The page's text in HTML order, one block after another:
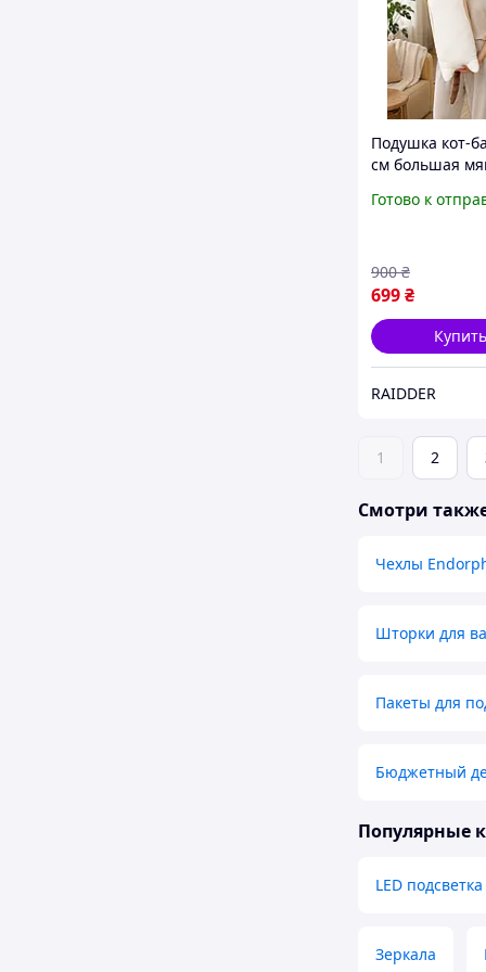
Подушка кот-
см большая
для сна
Готово к
699₴
900 ₴
Купить
RAIDDER
1 2
Смотри
Чехлы
Шторки для
Пакеты для
Бюджетный
Популярные
LED
Зеркала